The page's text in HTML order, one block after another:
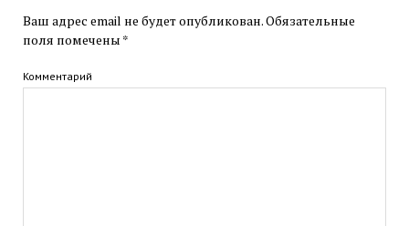
Ваш адрес email не будет опубликован.Обязательные
поля помечены *
Комментарий